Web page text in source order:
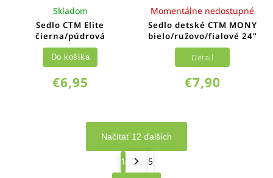
Sedlo CTM Elite
čierna/púdrová
Skladom
€6,95
Do košíka
Sedlo detské CTM MONY
bielo/ružovo/fialové 24"
Momentálne nedostupné
€7,90
Detail
Načítať 12 ďalších
1
5